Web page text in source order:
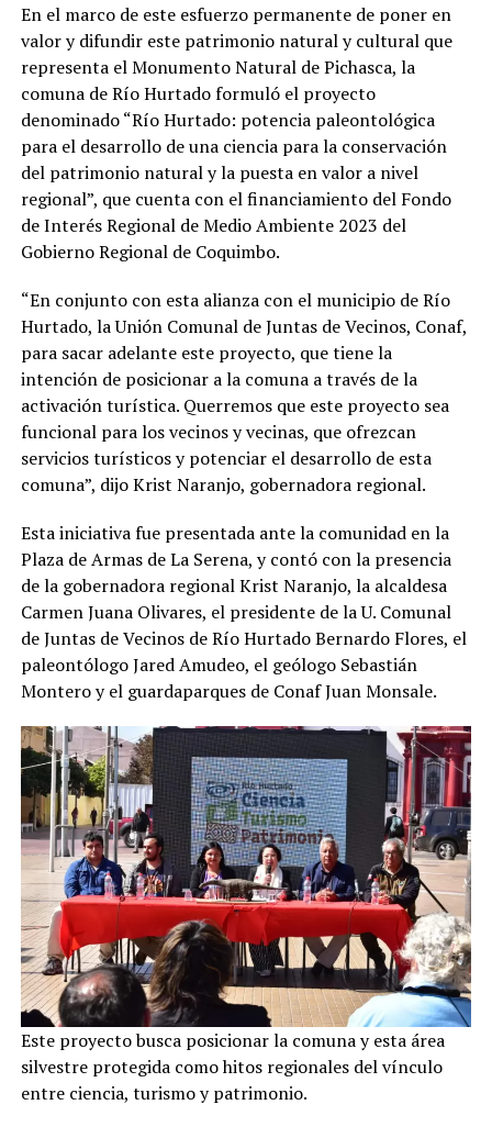
En el marco de este esfuerzo permanente de poner en
valor y difundir este patrimonio natural y cultural que
representa el Monumento Natural de Pichasca, la
comuna de Río Hurtado formuló el proyecto
denominado “Río Hurtado: potencia paleontológica
para el desarrollo de una ciencia para la conservación
del patrimonio natural y la puesta en valor a nivel
regional”, que cuenta con el financiamiento del Fondo
de Interés Regional de Medio Ambiente 2023 del
Gobierno Regional de Coquimbo.
“En conjunto con esta alianza con el municipio de Río
Hurtado, la Unión Comunal de Juntas de Vecinos, Conaf,
para sacar adelante este proyecto, que tiene la
intención de posicionar a la comuna a través de la
activación turística. Querremos que este proyecto sea
funcional para los vecinos y vecinas, que ofrezcan
servicios turísticos y potenciar el desarrollo de esta
comuna”, dijo Krist Naranjo, gobernadora regional.
Esta iniciativa fue presentada ante la comunidad en la
Plaza de Armas de La Serena, y contó con la presencia
de la gobernadora regional Krist Naranjo, la alcaldesa
Carmen Juana Olivares, el presidente de la U. Comunal
de Juntas de Vecinos de Río Hurtado Bernardo Flores, el
paleontólogo Jared Amudeo, el geólogo Sebastián
Montero y el guardaparques de Conaf Juan Monsale.
Este proyecto busca posicionar la comuna y esta área
silvestre protegida como hitos regionales del vínculo
entre ciencia, turismo y patrimonio.